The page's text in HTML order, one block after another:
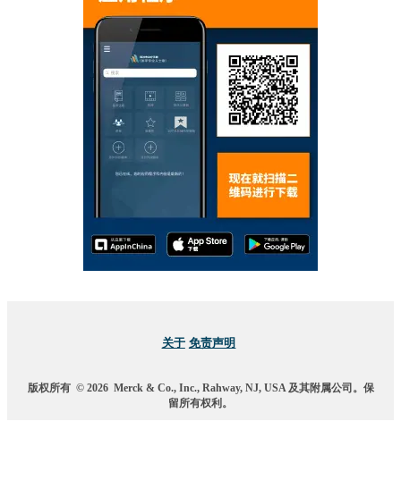
关于 免责声明
版权所有 © 2026 Merck & Co., Inc., Rahway, NJ, USA 及其附属公司。保
留所有权利。